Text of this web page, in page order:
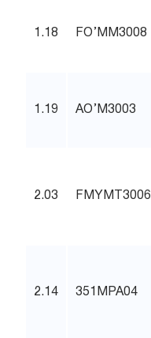
1.18 FO’MM3008
1.19 AO’M3003
2.03 FMYMT3006
2.14 351MPA04